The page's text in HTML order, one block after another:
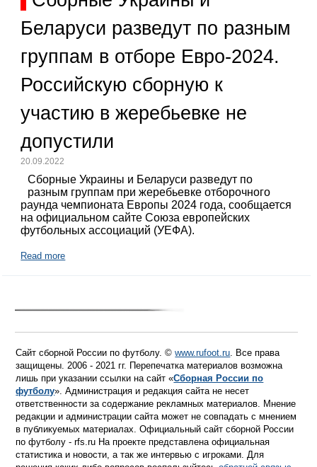
Беларуси разведут по разным
группам в отборе Евро-2024.
Российскую сборную к
участию в жеребьевке не
допустили
20.09.2022
Сборные Украины и Беларуси разведут по
разным группам при жеребьевке отборочного
раунда чемпионата Европы 2024 года, сообщается
на официальном сайте Союза европейских
футбольных ассоциаций (УЕФА).
Read more
Сайт сборной России по футболу. ©www.rufoot.ru. Все права
защищены. 2006 - 2021 гг. Перепечатка материалов возможна
лишь при указании ссылки на сайт «Сборная России по
футболу». Администрация и редакция сайта не несет
ответственности за содержание рекламных материалов. Мнение
редакции и администрации сайта может не совпадать с мнением
в публикуемых материалах. Официальный сайт сборной России
по футболу - rfs.ru На проекте представлена официальная
статистика и новости, а так же интервью с игроками. Для